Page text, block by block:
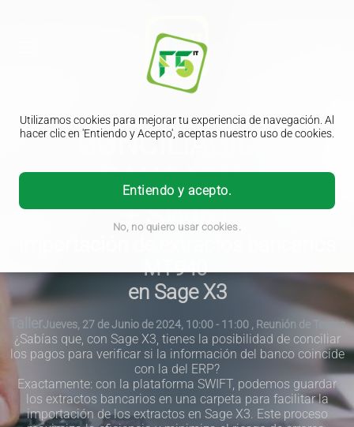
Utilizamos cookies para mejorar tu experiencia de navegación. Al
hacer clic en 'Entiendo y Acepto', aceptas nuestro uso de cookies.
Entiendo y acepto.
No, no quiero usar cookies.
CONCILIACIÓN
BANCARIA
+ SWIFT
MT940
en Sage X3
TallerJueves, 27 de Junio de 2024, 10:00 - 11:00 , Reunión de Teams
¿Sabías que, con Sage X3, tienes la posibilidad de conciliar
los pagos para verificar si la información del banco coincide
con la del ERP?
Exactamente: con la plataforma SWIFT, podemos guardar
los extractos bancarios en una carpeta para facilitar la
importación de los extractos en Sage X3. Este proceso